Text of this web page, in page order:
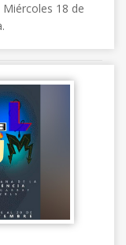
Miércoles 18 de